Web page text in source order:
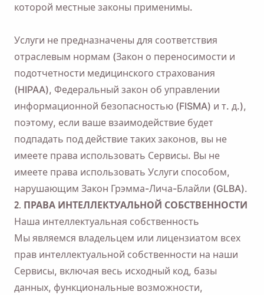
которой местные законы применимы.
Услуги не предназначены для соответствия
отраслевым нормам (Закон о переносимости и
подотчетности медицинского страхования
(HIPAA), Федеральный закон об управлении
информационной безопасностью (FISMA) и т. д.),
поэтому, если ваше взаимодействие будет
подпадать под действие таких законов, вы не
имеете права использовать Сервисы. Вы не
имеете права использовать Услуги способом,
нарушающим Закон Грэмма-Лича-Блайли (GLBA).
2. ПРАВА ИНТЕЛЛЕКТУАЛЬНОЙ СОБСТВЕННОСТИ
Наша интеллектуальная собственность
Мы являемся владельцем или лицензиатом всех
прав интеллектуальной собственности на наши
Сервисы, включая весь исходный код, базы
данных, функциональные возможности,